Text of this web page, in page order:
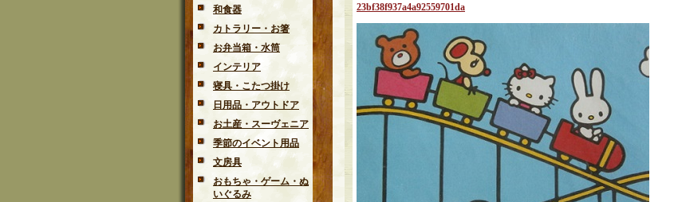
和食器
カトラリー・お箸
お弁当箱・水筒
インテリア
寝具・こたつ掛け
日用品・アウトドア
お土産・スーヴェニア
季節のイベント用品
文房具
おもちゃ・ゲーム・ぬ
いぐるみ
23bf38f937a4a92559701da